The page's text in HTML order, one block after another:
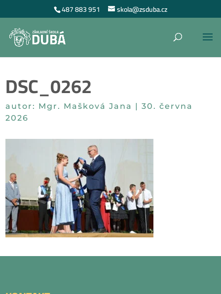
487 883 951 skola@zsduba.cz
DSC_0262
autor: Mgr. Mašková Jana |30. června
2026